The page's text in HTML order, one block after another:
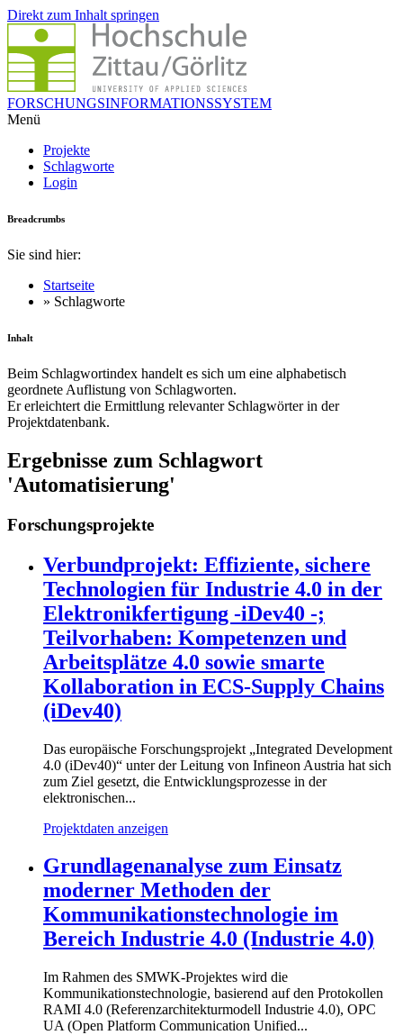
Direkt zum Inhalt springen
FORSCHUNGSINFORMATIONSSYSTEM
Menü
Projekte
Schlagworte
Login
Breadcrumbs
Sie sind hier:
Startseite
» Schlagworte
Inhalt
Beim Schlagwortindex handelt es sich um eine alphabetisch
geordnete Auflistung von Schlagworten.
Er erleichtert die Ermittlung relevanter Schlagwörter in der
Projektdatenbank.
Ergebnisse zum Schlagwort
'Automatisierung'
Forschungsprojekte
Verbundprojekt: Effiziente, sichere
Technologien für Industrie 4.0 in der
Elektronikfertigung -iDev40 -;
Teilvorhaben: Kompetenzen und
Arbeitsplätze 4.0 sowie smarte
Kollaboration in ECS-Supply Chains
(iDev40)
Das europäische Forschungsprojekt „Integrated Development
4.0 (iDev40)“ unter der Leitung von Infineon Austria hat sich
zum Ziel gesetzt, die Entwicklungsprozesse in der
elektronischen...
Projektdaten anzeigen
Grundlagenanalyse zum Einsatz
moderner Methoden der
Kommunikationstechnologie im
Bereich Industrie 4.0 (Industrie 4.0)
Im Rahmen des SMWK-Projektes wird die
Kommunikationstechnologie, basierend auf den Protokollen
RAMI 4.0 (Referenzarchitekturmodell Industrie 4.0), OPC
UA (Open Platform Communication Unified...